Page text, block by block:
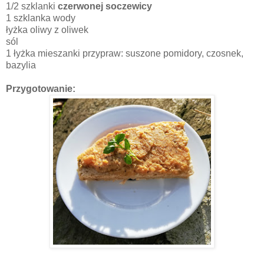
1/2 szklanki czerwonej soczewicy
1 szklanka wody
łyżka oliwy z oliwek
sól
1 łyżka mieszanki przypraw: suszone pomidory, czosnek,
bazylia
Przygotowanie: